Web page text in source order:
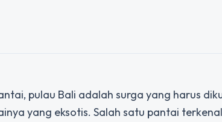
pulau Bali adalah surga yang harus
yang eksotis. Salah satu pantai